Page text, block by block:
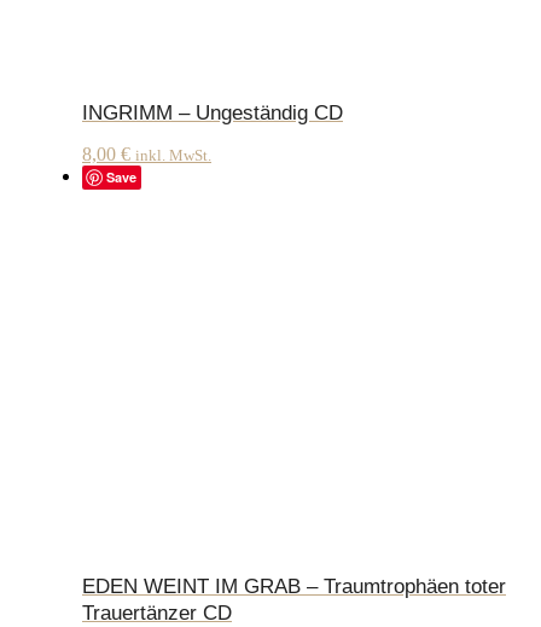
INGRIMM – Ungeständig CD
8,00 € inkl. MwSt.
Save
EDEN WEINT IM GRAB – Traumtrophäen toter
Trauertänzer CD